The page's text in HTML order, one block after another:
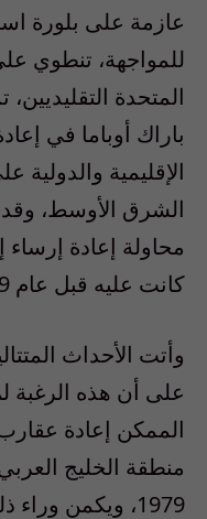
عازمة على بلورة
للمواجهة، تنطوي
المتحدة
باراك أوباما في
الإقليمية
الشرق الأوسط، وقد
محاولة إعادة إرساء
كانت عليه قبل عام 1979.
على أن هذه الرغبة
الممكن إعادة
منطقة الخليج
1979، ويكمن